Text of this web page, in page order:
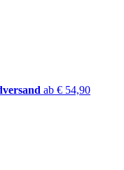
ab € 54,90